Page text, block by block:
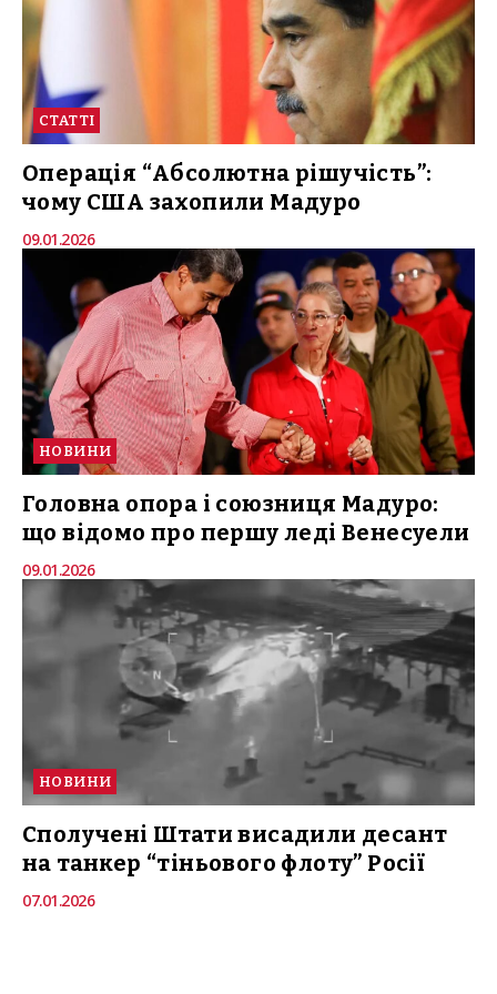
СТАТТІ
Операція “Абсолютна рішучість”:
чому США захопили Мадуро
09.01.2026
НОВИНИ
Головна опора і союзниця Мадуро:
що відомо про першу леді Венесуели
09.01.2026
НОВИНИ
Сполучені Штати висадили десант
на танкер “тіньового флоту” Росії
07.01.2026